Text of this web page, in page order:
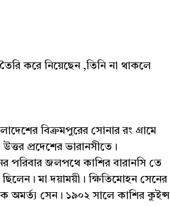
করে নিয়েছেন ,তিনি না থাকলে
বিক্রমপুরের সোনার রং গ্রামে
প্রদেশের ভারানসীতে।
পরিবার জলপথে কাশির বারানসি তে
মা দয়াময়ী। ক্ষিতিমোহন সেনের
অমর্ত্য সেন। ১৯০২ সালে কাশির কুইন্স